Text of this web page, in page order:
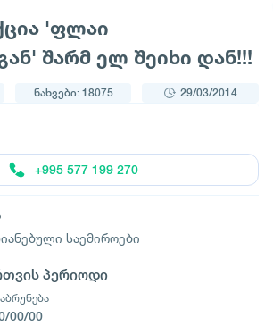
'ფლაი
შარმ ელ შეიხი დან!!!
ნახვები: 18075 29/03/2014
+995 577 199 270
საემიროები
პერიოდი
00/00